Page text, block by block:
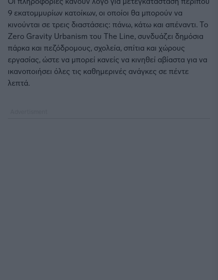
9 εκατομμυρίων κατοίκων, οι οποίοι θα μπορούν να
κινούνται σε τρεις διαστάσεις: πάνω, κάτω και απέναντι. Το
Zero Gravity Urbanism του The Line, συνδυάζει δημόσια
πάρκα και πεζόδρομους, σχολεία, σπίτια και χώρους
εργασίας, ώστε να μπορεί κανείς να κινηθεί αβίαστα για να
ικανοποιήσει όλες τις καθημερινές ανάγκες σε πέντε
λεπτά.